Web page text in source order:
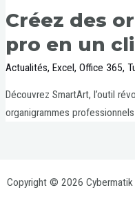
Créez des
pro en un
Actualités,Excel,Office 365,
Découvrez SmartArt, l’outil
organigrammes
Copyright © 2026 Cybermatik